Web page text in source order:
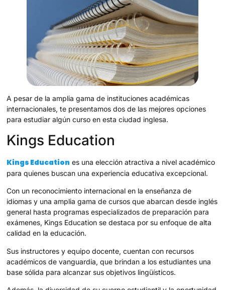
A pesar de la amplia gama de instituciones académicas
internacionales, te presentamos dos de las mejores opciones
para estudiar algún curso en esta ciudad inglesa.
Kings Education
Kings Education es una elección atractiva a nivel académico
para quienes buscan una experiencia educativa excepcional.
Con un reconocimiento internacional en la enseñanza de
idiomas y una amplia gama de cursos que abarcan desde inglés
general hasta programas especializados de preparación para
exámenes, Kings Education se destaca por su enfoque de alta
calidad en la educación.
Sus instructores y equipo docente, cuentan con recursos
académicos de vanguardia, que brindan a los estudiantes una
base sólida para alcanzar sus objetivos lingüísticos.